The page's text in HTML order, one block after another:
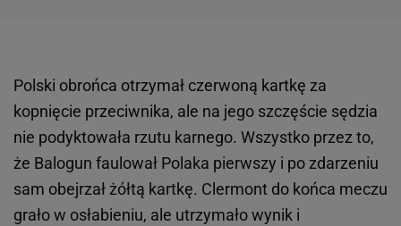
Polski obrońca otrzymał czerwoną kartkę za
kopnięcie przeciwnika, ale na jego szczęście sędzia
nie podyktowała rzutu karnego. Wszystko przez to,
że Balogun faulował Polaka pierwszy i po zdarzeniu
sam obejrzał żółtą kartkę. Clermont do końca meczu
grało w osłabieniu, ale utrzymało wynik i